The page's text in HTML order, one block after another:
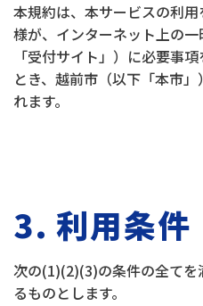
本規約は、本サービスの利
様が、インターネット上の
「受付サイト」）に必要事
とき、越前市（以下「本市
れます。
3. 利用条件
次の(1)(2)(3)の条件の全て
るものとします。